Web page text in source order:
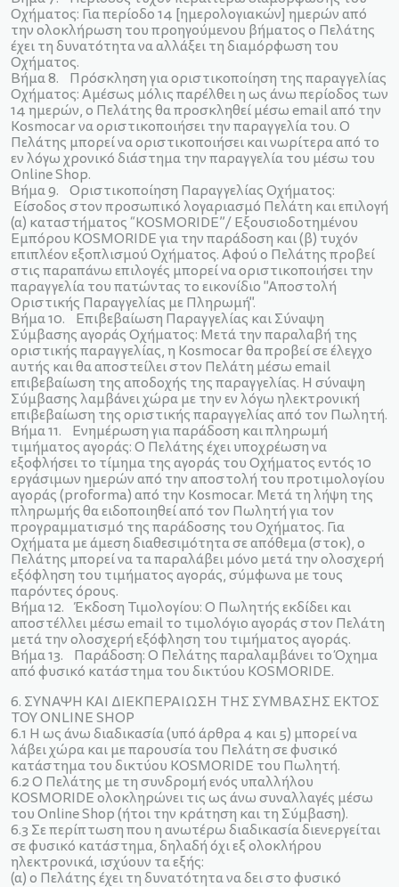
Οχήματος: Για περίοδο 14 [ημερολογιακών] ημερών από
την ολοκλήρωση του προηγούμενου βήματος ο Πελάτης
έχει τη δυνατότητα να αλλάξει τη διαμόρφωση του
Οχήματος.
Bήμα 8. Πρόσκληση για οριστικοποίηση της παραγγελίας
Οχήματος: Αμέσως μόλις παρέλθει η ως άνω περίοδος των
14 ημερών, ο Πελάτης θα προσκληθεί μέσω email από την
Kosmocar να οριστικοποιήσει την παραγγελία του. O
Πελάτης μπορεί να οριστικοποιήσει και νωρίτερα από το
εν λόγω χρονικό διάστημα την παραγγελία του μέσω του
Online Shop.
Bήμα 9. Οριστικοποίηση Παραγγελίας Οχήματος:
Είσοδος στον προσωπικό λογαριασμό Πελάτη και επιλογή
(α) καταστήματος “KOSMORIDE”/ Εξουσιοδοτημένου
Εμπόρου KOSMORIDE για την παράδοση και (β) τυχόν
επιπλέον εξοπλισμού Οχήματος. Αφού ο Πελάτης προβεί
στις παραπάνω επιλογές μπορεί να οριστικοποιήσει την
παραγγελία του πατώντας το εικονίδιο "Αποστολή
Οριστικής Παραγγελίας με Πληρωμή".
Bήμα 10. Επιβεβαίωση Παραγγελίας και Σύναψη
Σύμβασης αγοράς Οχήματος: Μετά την παραλαβή της
οριστικής παραγγελίας, η Kosmocar θα προβεί σε έλεγχο
αυτής και θα αποστείλει στον Πελάτη μέσω email
επιβεβαίωση της αποδοχής της παραγγελίας. Η σύναψη
Σύμβασης λαμβάνει χώρα με την εν λόγω ηλεκτρονική
επιβεβαίωση της οριστικής παραγγελίας από τον Πωλητή.
Bήμα 11. Ενημέρωση για παράδοση και πληρωμή
τιμήματος αγοράς: Ο Πελάτης έχει υποχρέωση να
εξοφλήσει το τίμημα της αγοράς του Οχήματος εντός 10
εργάσιμων ημερών από την αποστολή του προτιμολογίου
αγοράς (proforma) από την Kosmocar. Μετά τη λήψη της
πληρωμής θα ειδοποιηθεί από τον Πωλητή για τον
προγραμματισμό της παράδοσης του Οχήματος. Για
Οχήματα με άμεση διαθεσιμότητα σε απόθεμα (στοκ), ο
Πελάτης μπορεί να τα παραλάβει μόνο μετά την ολοσχερή
εξόφληση του τιμήματος αγοράς, σύμφωνα με τους
παρόντες όρους.
Bήμα 12. Έκδοση Τιμολογίου: Ο Πωλητής εκδίδει και
αποστέλλει μέσω email το τιμολόγιο αγοράς στον Πελάτη
μετά την ολοσχερή εξόφληση του τιμήματος αγοράς.
Bήμα 13. Παράδοση: Ο Πελάτης παραλαμβάνει το Όχημα
από φυσικό κατάστημα του δικτύου KOSMORIDE.
6. ΣΥΝΑΨΗ ΚΑΙ ΔΙΕΚΠΕΡΑΙΩΣΗ ΤΗΣ ΣΥΜΒΑΣΗΣ ΕΚΤΟΣ
ΤΟΥ ONLINΕ SHOP
6.1 Η ως άνω διαδικασία (υπό άρθρα 4 και 5) μπορεί να
λάβει χώρα και με παρουσία του Πελάτη σε φυσικό
κατάστημα του δικτύου KOSMORIDE του Πωλητή.
6.2 Ο Πελάτης με τη συνδρομή ενός υπαλλήλου
KOSMORIDE ολοκληρώνει τις ως άνω συναλλαγές μέσω
του Online Shop (ήτοι την κράτηση και τη Σύμβαση).
6.3 Σε περίπτωση που η ανωτέρω διαδικασία διενεργείται
σε φυσικό κατάστημα, δηλαδή όχι εξ ολοκλήρου
ηλεκτρονικά, ισχύουν τα εξής:
(α) ο Πελάτης έχει τη δυνατότητα να δει στο φυσικό